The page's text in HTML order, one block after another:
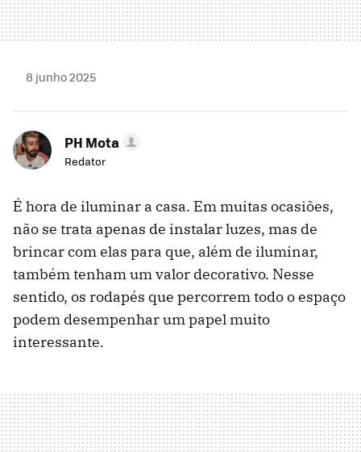
8 junho 2025
PH Mota
Redator
É hora de iluminar a casa. Em muitas ocasiões,
não se trata apenas de instalar luzes, mas de
brincar com elas para que, além de iluminar,
também tenham um valor decorativo. Nesse
sentido, os rodapés que percorrem todo o espaço
podem desempenhar um papel muito
interessante.